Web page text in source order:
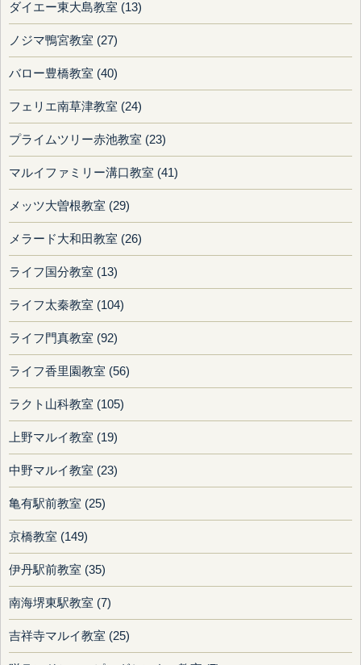
ダイエー東大島教室 (13)
ノジマ鴨宮教室 (27)
バロー豊橋教室 (40)
フェリエ南草津教室 (24)
プライムツリー赤池教室 (23)
マルイファミリー溝口教室 (41)
メッツ大曽根教室 (29)
メラード大和田教室 (26)
ライフ国分教室 (13)
ライフ太秦教室 (104)
ライフ門真教室 (92)
ライフ香里園教室 (56)
ラクト山科教室 (105)
上野マルイ教室 (19)
中野マルイ教室 (23)
亀有駅前教室 (25)
京橋教室 (149)
伊丹駅前教室 (35)
南海堺東駅教室 (7)
吉祥寺マルイ教室 (25)